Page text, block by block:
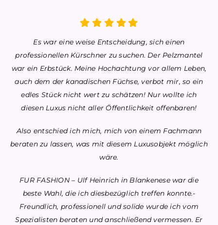
Es war eine weise Entscheidung, sich einen
professionellen Kürschner zu suchen. Der Pelzmantel
war ein Erbstück. Meine Hochachtung vor allem Leben,
auch dem der kanadischen Füchse, verbot mir, so ein
edles Stück nicht wert zu schätzen! Nur wollte ich
diesen Luxus nicht aller Öffentlichkeit offenbaren!
Also entschied ich mich, mich von einem Fachmann
beraten zu lassen, was mit diesem Luxusobjekt möglich
wäre.
FUR FASHION – Ulf Heinrich in Blankenese war die
beste Wahl, die ich diesbezüglich treffen konnte.-
Freundlich, professionell und solide wurde ich vom
Spezialisten beraten und anschließend vermessen. Er